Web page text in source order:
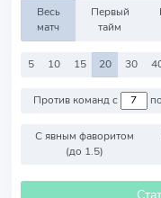
Весь
матч
Первый
тайм
5 10 15 20 30
Против команд с по
С явным фаворитом
(до 1.5)